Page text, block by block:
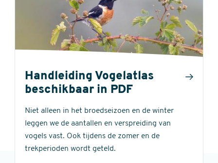
Handleiding Vogelatlas
beschikbaar in PDF
Niet alleen in het broedseizoen en de winter
leggen we de aantallen en verspreiding van
vogels vast. Ook tijdens de zomer en de
trekperioden wordt geteld.